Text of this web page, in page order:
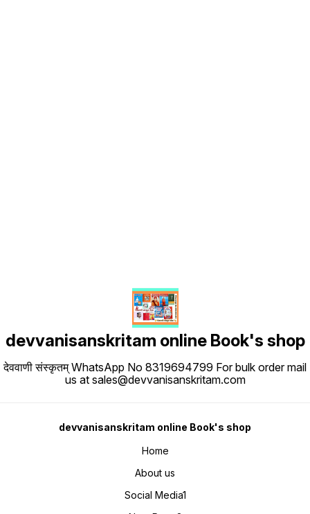
devvanisanskritam online Book's shop
देववाणी संस्कृतम् WhatsApp No 8319694799 For bulk order mail
us at sales@devvanisanskritam.com
devvanisanskritam online Book's shop
Home
About us
Social Media1